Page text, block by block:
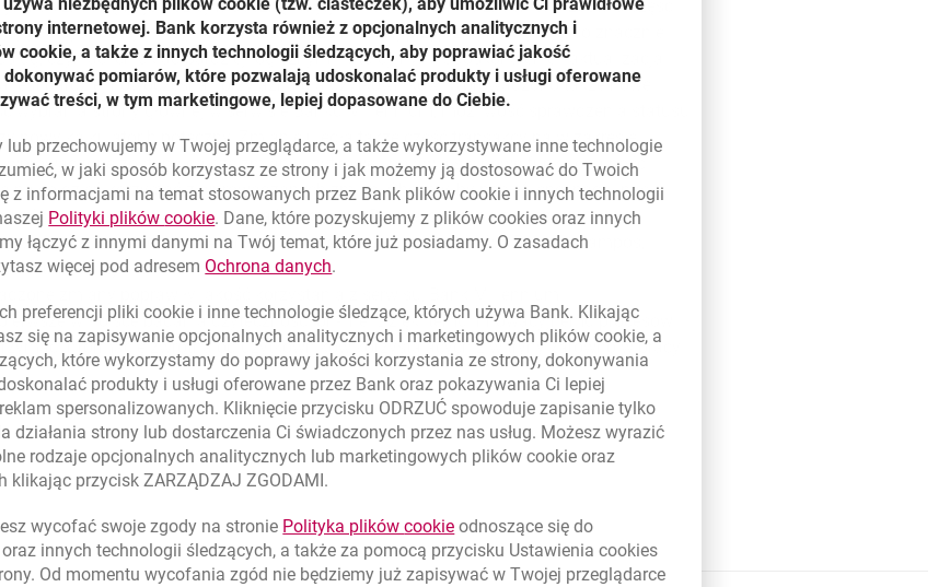
zmianą najbardziej widoczną. W jej efekcie całkowicie zmieniona została część
do dyspozycji nową architekturę i dużo bardziej przyjazną nawigację, co znacznie
czyniąc ich układ bardziej logicznym i intuicyjnym. Udoskonalenie i aktualizacja
jest bardziej nowoczesna i przyjazna dla użytkowników. Wprowadzono także nowe
wybrania strony głównej w serwisie Banku Millennium, możliwość sprawdzenia statusu
nowy kalkulator hipoteczny. Zmianie uległa także część transakcyjna w zakresie
wprowadzone zostaną dalsze zmiany użytkowe i pojawią się nowe funkcjonalności.
na co dzień korzystać z wprowadzanych zmian. Chcemy, by nasi Klienci nadal nas
jako najlepsza witryna bankowa w Polsce, dlatego uznajemy,
opinii użytkowników stron i ciagłe ich doskonalenie- mówi Ricardo Campos,
Elektronicznej Banku Millennium.
w Polsce badania użyteczności on-line. Dzięki temu innowacyjnemu procesowi
informację zwrotną od użytkowników korzystających z witryny zarówno w pracy
internetowej. Bank korzysta również z opcjonalnych analitycznych i
cookie, a także z innych technologii śledzących, aby poprawiać jakość
pomiarów, które pozwalają udoskonalać produkty i usługi oferowane
treści, w tym marketingowe, lepiej dopasowane do Ciebie.
lub przechowujemy w Twojej przeglądarce, a także wykorzystywane inne technologie
w jaki sposób korzystasz ze strony i jak możemy ją dostosować do Twoich
z informacjami na temat stosowanych przez Bank plikówcookie i innych technologii
Polityki plikówcookielink otwiera się w nowym oknie
. Dane, które pozyskujemy z plikówcookies oraz innych
łączyć z innymi danymi na Twój temat, które już posiadamy. O zasadach
więcej pod adresem Ochrona danychlink otwiera się w nowym oknie
.
preferencji plikicookie i inne technologie śledzące, których używa Bank. Klikając
się na zapisywanie opcjonalnych analitycznych i marketingowych plikówcookie, a
które wykorzystamy do poprawy jakości korzystania ze strony, dokonywania
produkty i usługi oferowane przez Bank oraz pokazywania Ci lepiej
spersonalizowanych. Kliknięcie przycisku ODRZUĆ spowoduje zapisanie tylko
działania strony lub dostarczenia Ci świadczonych przez nas usług. Możesz wyrazić
rodzaje opcjonalnych analitycznych lub marketingowych plikówcookie oraz
klikając przycisk ZARZĄDZAJ ZGODAMI.
wycofać swoje zgody na stronie Polityka plikówcookielink otwiera się w nowym oknie
odnoszące się do
oraz innych technologii śledzących, a także za pomocą przycisku Ustawieniacookies
Od momentu wycofania zgód nie będziemy już zapisywać w Twojej przeglądarce